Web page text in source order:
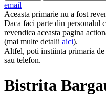
email
Aceasta primarie nu a fost
Daca faci parte din personalul
revendica aceasta pagina
(mai multe detalii aici).
Altfel, poti instiinta primaria de
sau telefon.
Bistrita